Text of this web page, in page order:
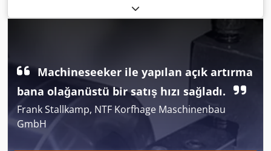
Paletli Boş ağırlık: 1.910 kg Boyutlar (U x G x Y): 381 x 98 x
230 cm CE İşareti: evet Genel durum: çok iyi Teknik durum:
çok iyi Görsel durum: çok iyi = Diğer seçenekler ve
donanımlar = - Kırıcı/sıralama fonksiyonu Dkodpfxoznrnme
Çekya Durum CE tipi: CE Yıkım/sıralama kepçesi için 2 ilave
hidrolik fonksiyon, silindir koruma seti, uzatılabilir alt şasi
Machineseeker ile yapılan açık artırma
bana olağanüstü bir satış hızı sağladı.
Frank Stallkamp, NTF Korfhage Maschinenbau
GmbH